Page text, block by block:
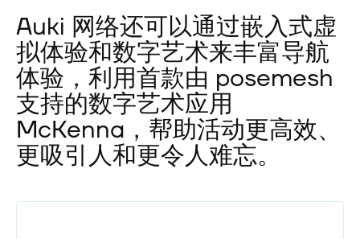
Auki 网络还可以通过嵌入式虚
拟体验和数字艺术来丰富导航
体验，利用首款由 posemesh
支持的数字艺术应用
McKenna，帮助活动更高效、
更吸引人和更令人难忘。